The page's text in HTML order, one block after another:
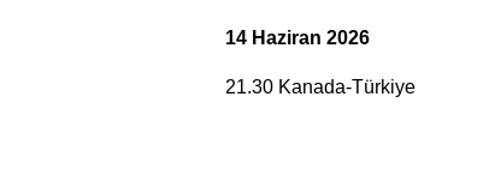
14 Haziran 2026
21.30 Kanada-Türkiye